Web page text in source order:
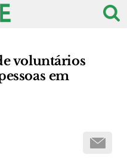
voluntários
em